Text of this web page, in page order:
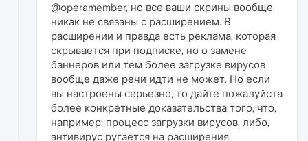
@operamember, но все ваши скрины вообще
никак не связаны с расширением. В
расширении и правда есть реклама, которая
скрывается при подписке, но о замене
баннеров или тем более загрузке вирусов
вообще даже речи идти не может. Но если
вы настроены серьезно, то дайте пожалуйста
более конкретные доказательства того, что,
например: процесс загрузки вирусов, либо,
антивирус ругается на расширения.